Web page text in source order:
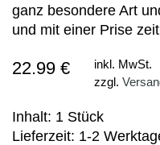
ganz besondere Art
und mit einer Prise
22.99 €
inkl. MwSt.
zzgl.
Inhalt: 1 Stück
Lieferzeit: 1-2